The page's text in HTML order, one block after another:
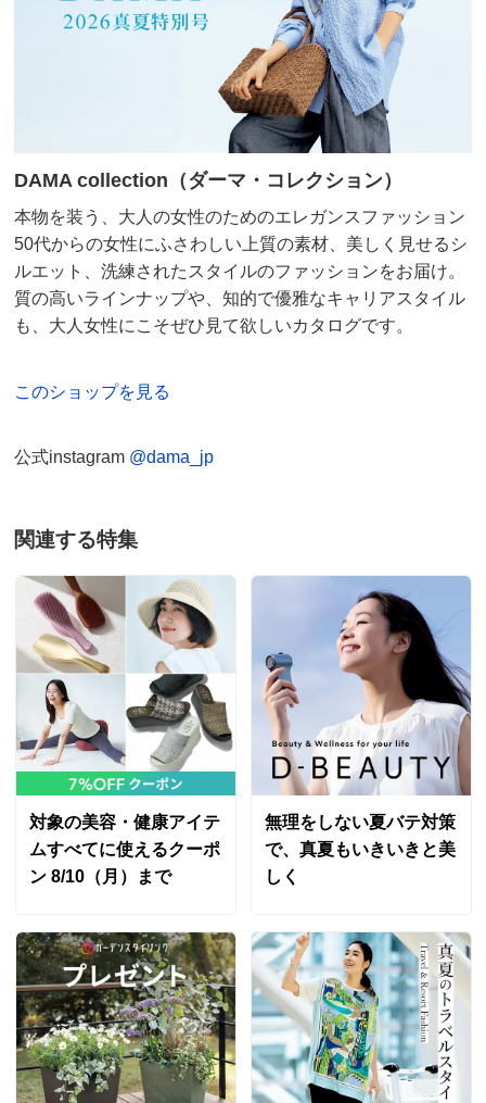
DAMA collection（ダーマ・コレクション）
本物を装う、大人の女性のためのエレガンスファッション
50代からの女性にふさわしい上質の素材、美しく見せるシ
ルエット、洗練されたスタイルのファッションをお届け。
質の高いラインナップや、知的で優雅なキャリアスタイル
も、大人女性にこそぜひ見て欲しいカタログです。
このショップを見る
公式instagram @dama_jp
関連する特集
対象の美容・健康アイテ
ムすべてに使えるクーポ
ン 8/10（月）まで
無理をしない夏バテ対策
で、真夏もいきいきと美
しく